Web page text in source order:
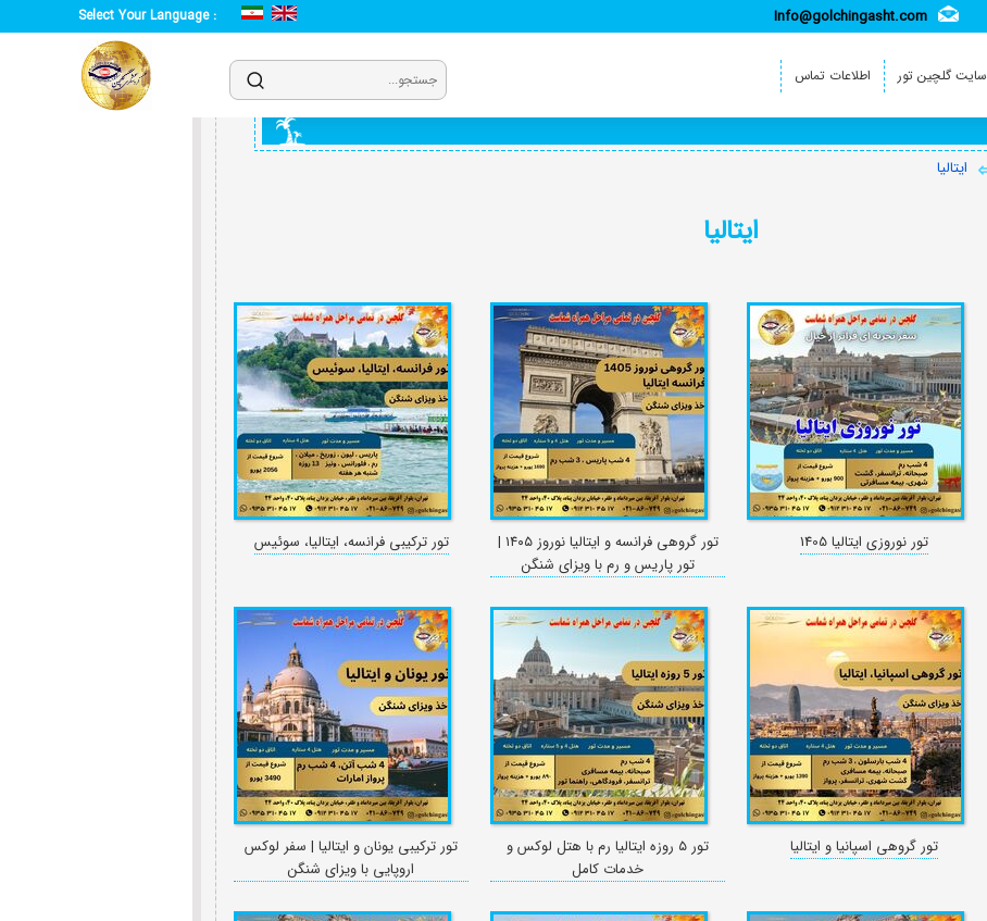
Select Your Language : Info@golchingasht.com
سایت گلچین تور اطلاعات تماس
ایتالیا
ایتالیا
تور نوروزی ایتالیا 1405
تور گروهی فرانسه و ایتالیا نوروز ۱۴۰۵ |
تور پاریس و رم با ویزای شنگن
تور ترکیبی فرانسه، ایتالیا، سوئیس
تور گروهی اسپانیا و ایتالیا
تور ۵ روزه ایتالیا رم با هتل لوکس و
خدمات کامل
تور ترکیبی یونان و ایتالیا | سفر لوکس
اروپایی با ویزای شنگن